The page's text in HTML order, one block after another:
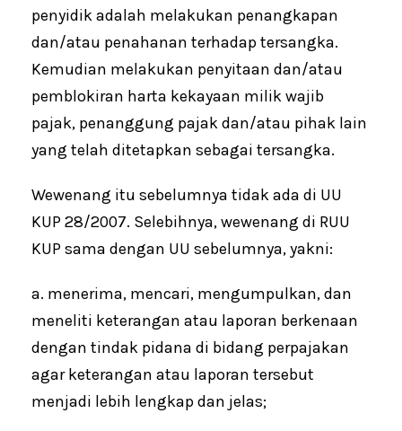
penyidik adalah melakukan penangkapan
dan/atau penahanan terhadap tersangka.
Kemudian melakukan penyitaan dan/atau
pemblokiran harta kekayaan milik wajib
pajak, penanggung pajak dan/atau pihak lain
yang telah ditetapkan sebagai tersangka.
Wewenang itu sebelumnya tidak ada di UU
KUP 28/2007. Selebihnya, wewenang di RUU
KUP sama dengan UU sebelumnya, yakni:
a. menerima, mencari, mengumpulkan, dan
meneliti keterangan atau laporan berkenaan
dengan tindak pidana di bidang perpajakan
agar keterangan atau laporan tersebut
menjadi lebih lengkap dan jelas;